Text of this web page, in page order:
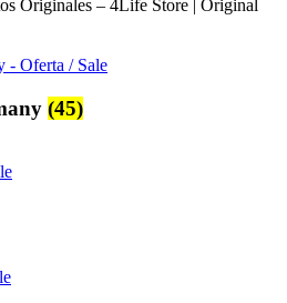
Originales – 4Life Store | Original
(45)